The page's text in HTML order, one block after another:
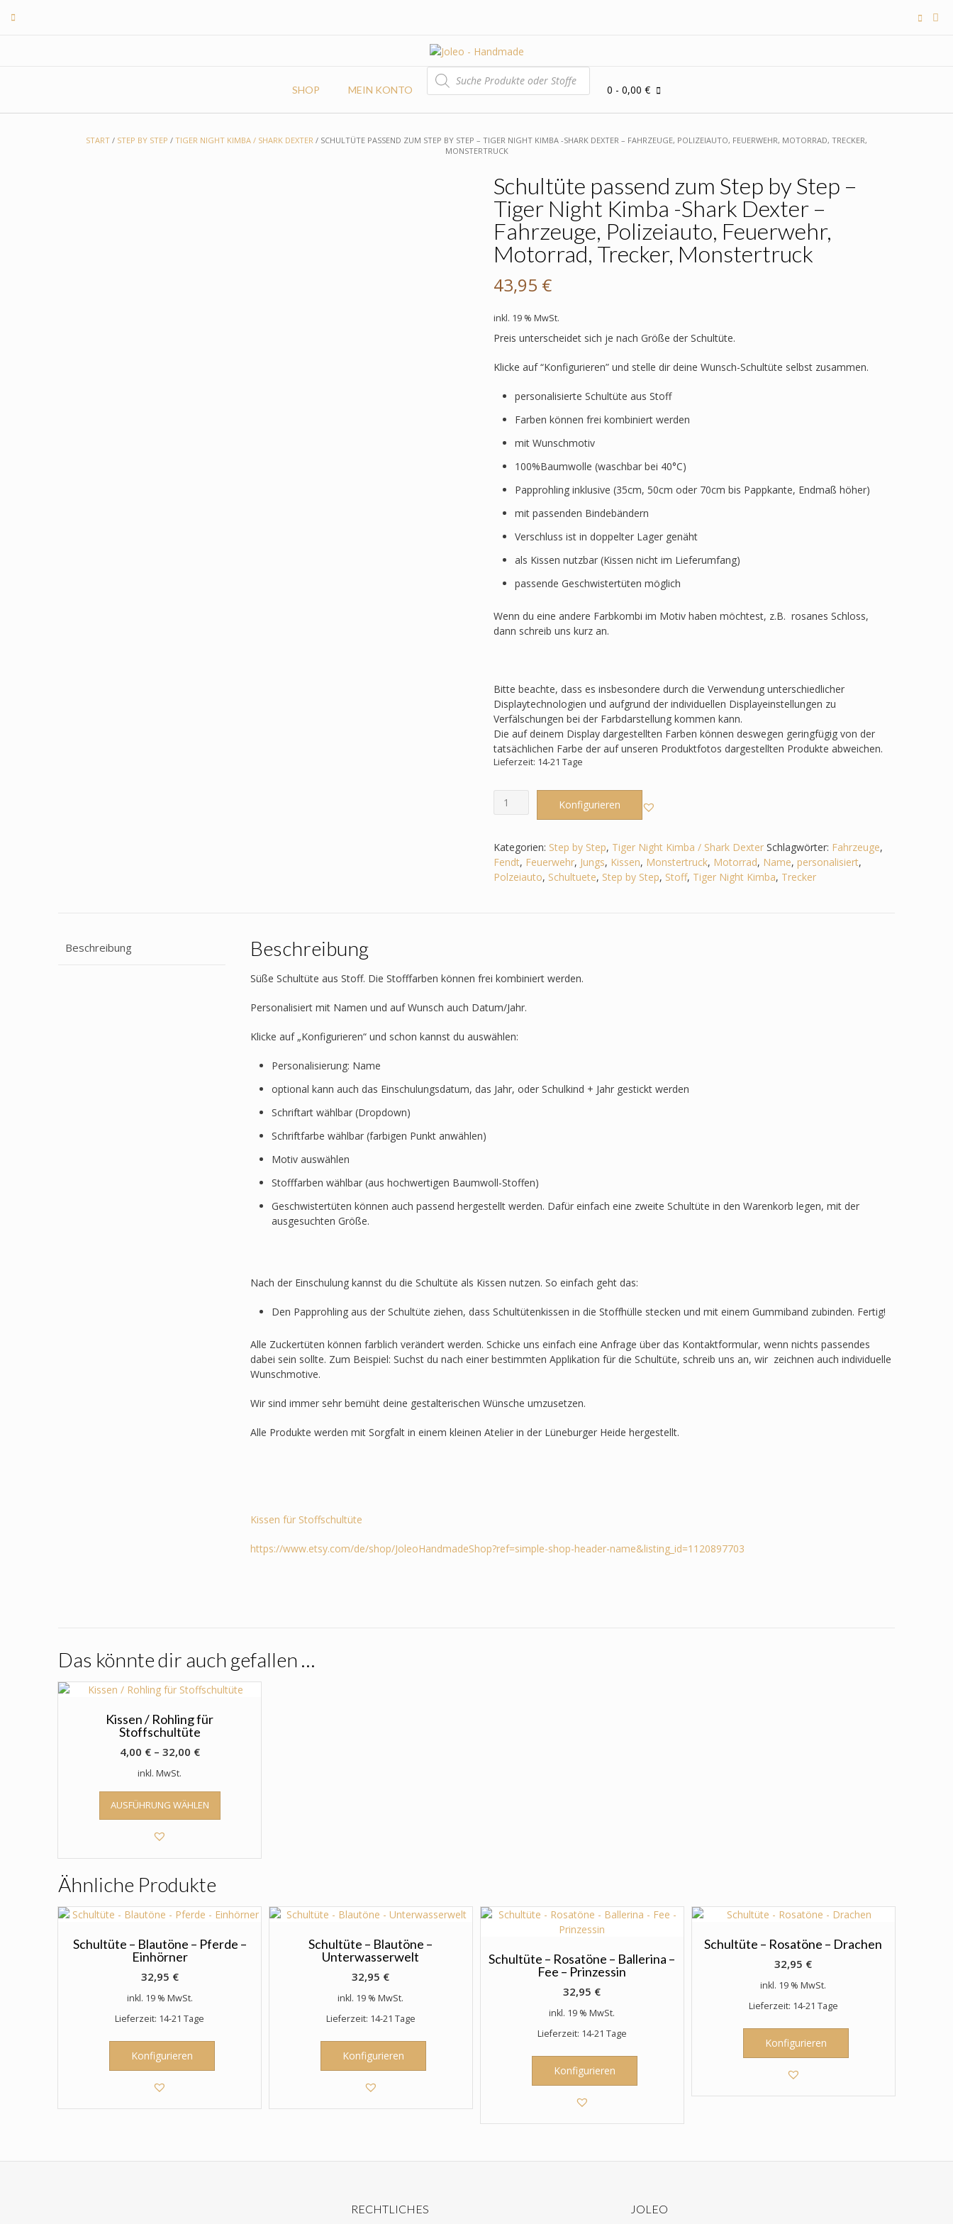
SHOP MEIN KONTO
PRODUCTS
SEARCH
0 - 0,00 €
START / STEP BY STEP / TIGER NIGHT KIMBA / SHARK DEXTER / SCHULTÜTE PASSEND ZUM STEP BY STEP – TIGER NIGHT KIMBA -SHARK DEXTER – FAHRZEUGE, POLIZEIAUTO, FEUERWEHR, MOTORRAD, TRECKER,
MONSTERTRUCK
Schultüte passend zum Step by Step –
Tiger Night Kimba -Shark Dexter –
Fahrzeuge, Polizeiauto, Feuerwehr,
Motorrad, Trecker, Monstertruck
43,95 €
inkl. 19 % MwSt.
Preis unterscheidet sich je nach Größe der Schultüte.
Klicke auf “Konfigurieren” und stelle dir deine Wunsch-Schultüte selbst zusammen.
personalisierte Schultüte aus Stoff
Farben können frei kombiniert werden
mit Wunschmotiv
100%Baumwolle (waschbar bei 40°C)
Papprohling inklusive (35cm, 50cm oder 70cm bis Pappkante, Endmaß höher)
mit passenden Bindebändern
Verschluss ist in doppelter Lager genäht
als Kissen nutzbar (Kissen nicht im Lieferumfang)
passende Geschwistertüten möglich
Wenn du eine andere Farbkombi im Motiv haben möchtest, z.B. rosanes Schloss,
dann schreib uns kurz an.
Bitte beachte, dass es insbesondere durch die Verwendung unterschiedlicher
Displaytechnologien und aufgrund der individuellen Displayeinstellungen zu
Verfälschungen bei der Farbdarstellung kommen kann.
Die auf deinem Display dargestellten Farben können deswegen geringfügig von der
tatsächlichen Farbe der auf unseren Produktfotos dargestellten Produkte abweichen.
Lieferzeit: 14-21 Tage
Schultüte
Step
by
Step
Dexter
Fahrzeuge,
Feuerwehr,
Menge
Konfigurieren
Kategorien: Step by Step, Tiger Night Kimba / Shark Dexter Schlagwörter: Fahrzeuge,
Fendt, Feuerwehr, Jungs, Kissen, Monstertruck, Motorrad, Name, personalisiert,
Polzeiauto, Schultuete, Step by Step, Stoff, Tiger Night Kimba, Trecker
Beschreibung Beschreibung
Süße Schultüte aus Stoff. Die Stofffarben können frei kombiniert werden.
Personalisiert mit Namen und auf Wunsch auch Datum/Jahr.
Klicke auf „Konfigurieren“ und schon kannst du auswählen:
Personalisierung: Name
optional kann auch das Einschulungsdatum, das Jahr, oder Schulkind + Jahr gestickt werden
Schriftart wählbar (Dropdown)
Schriftfarbe wählbar (farbigen Punkt anwählen)
Motiv auswählen
Stofffarben wählbar (aus hochwertigen Baumwoll-Stoffen)
Geschwistertüten können auch passend hergestellt werden. Dafür einfach eine zweite Schultüte in den Warenkorb legen, mit der
ausgesuchten Größe.
Nach der Einschulung kannst du die Schultüte als Kissen nutzen. So einfach geht das:
Den Papprohling aus der Schultüte ziehen, dass Schultütenkissen in die Stoffhülle stecken und mit einem Gummiband zubinden. Fertig!
Alle Zuckertüten können farblich verändert werden. Schicke uns einfach eine Anfrage über das Kontaktformular, wenn nichts passendes
dabei sein sollte. Zum Beispiel: Suchst du nach einer bestimmten Applikation für die Schultüte, schreib uns an, wir zeichnen auch individuelle
Wunschmotive.
Wir sind immer sehr bemüht deine gestalterischen Wünsche umzusetzen.
Alle Produkte werden mit Sorgfalt in einem kleinen Atelier in der Lüneburger Heide hergestellt.
Kissen für Stoffschultüte
https://www.etsy.com/de/shop/JoleoHandmadeShop?ref=simple-shop-header-name&listing_id=1120897703
Das könnte dir auch gefallen …
Kissen / Rohling für
Stoffschultüte
4,00 €– 32,00 €
inkl. MwSt.
AUSFÜHRUNG WÄHLEN
Dieses
weist
können
der
Ähnliche Produkte
Schultüte – Blautöne – Pferde –
Einhörner
32,95 €
inkl. 19 % MwSt.
Lieferzeit: 14-21 Tage
Konfigurieren
Schultüte – Blautöne –
Unterwasserwelt
32,95 €
inkl. 19 % MwSt.
Lieferzeit: 14-21 Tage
Konfigurieren
Schultüte – Rosatöne – Ballerina –
Fee – Prinzessin
32,95 €
inkl. 19 % MwSt.
Lieferzeit: 14-21 Tage
Konfigurieren
Schultüte – Rosatöne – Drachen
32,95 €
inkl. 19 % MwSt.
Lieferzeit: 14-21 Tage
Konfigurieren
RECHTLICHES JOLEO